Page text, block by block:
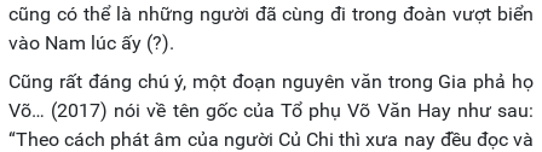
cũng có thể là những người đã cùng đi trong đoàn vượt biển
vào Nam lúc ấy (?).
Cũng rất đáng chú ý, một đoạn nguyên văn trong Gia phả họ
Võ… (2017) nói về tên gốc của Tổ phụ Võ Văn Hay như sau:
“Theo cách phát âm của người Củ Chi thì xưa nay đều đọc và